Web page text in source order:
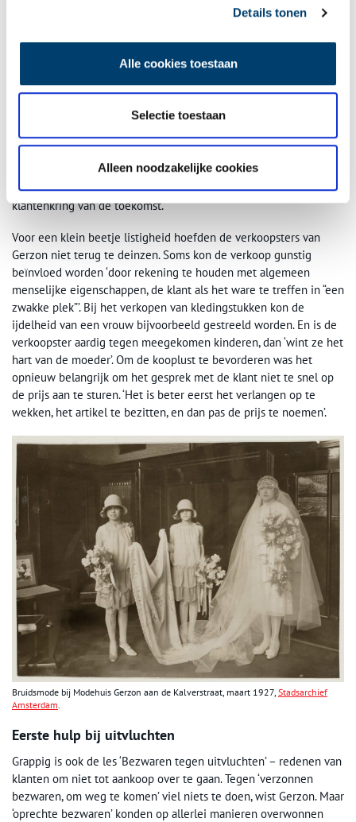
Details tonen
Alle cookies toestaan
Selectie toestaan
Alleen noodzakelijke cookies
Voor het omgaan met lastige klanten had Gerzon verschillende
hebben, en vooral zelf overtuigend optreden. Bij praatgrage
klanten die ‘nodeloos de tijd van de verkoopster’ gebruikten voor
‘het doen van allerlei mededelingen betreffende het weer,
ongelukken, ziektes en haar eigen familieaangelegenheden’
moest de verkoopster de aandacht telkens tactisch terugbrengen
naar de artikelen. Verlegen klanten (‘vooral oudere dames,
kinderen en bewoners van het platteland’) kon men met kalme
vriendelijkheid op hun gemak stellen, en tegen kinderen mocht
nooit onvriendelijk gedaan worden. Zij vormden immers de
klantenkring van de toekomst.
Voor een klein beetje listigheid hoefden de verkoopsters van
Gerzon niet terug te deinzen. Soms kon de verkoop gunstig
beïnvloed worden ‘door rekening te houden met algemeen
menselijke eigenschappen, de klant als het ware te treffen in “een
zwakke plek”’. Bij het verkopen van kledingstukken kon de
ijdelheid van een vrouw bijvoorbeeld gestreeld worden. En is de
verkoopster aardig tegen meegekomen kinderen, dan ‘wint ze het
hart van de moeder’. Om de kooplust te bevorderen was het
opnieuw belangrijk om het gesprek met de klant niet te snel op
de prijs aan te sturen. ‘Het is beter eerst het verlangen op te
wekken, het artikel te bezitten, en dan pas de prijs te noemen’.
Bruidsmode bij Modehuis Gerzon aan de Kalverstraat, maart 1927, Stadsarchief
Amsterdam
Eerste hulp bij uitvluchten
Grappig is ook de les ‘Bezwaren tegen uitvluchten’ – redenen van
klanten om niet tot aankoop over te gaan. Tegen ‘verzonnen
bezwaren, om weg te komen’ viel niets te doen, wist Gerzon. Maar
‘oprechte bezwaren’ konden op allerlei manieren overwonnen